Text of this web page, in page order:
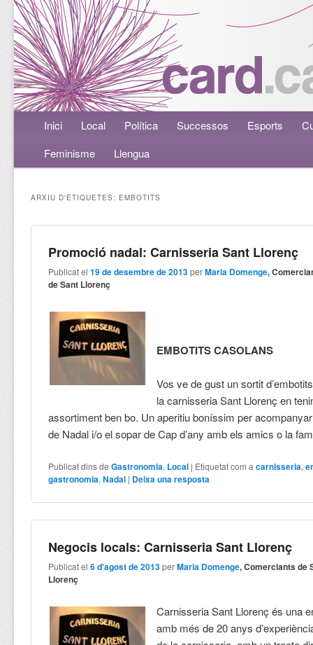
Menú principalAneu al contingut principal
Aneu al contingut secundari
Inici Local Política Successos Esports
Feminisme
Llengua
ARXIU D'ETIQUETES: EMBOTITS
Promoció nadal: Carnisseria Sant Llorenç
Publicat el19 de desembre de 2013 perMaria Domenge,
de Sant Llorenç
EMBOTITS CASOLANS
Vos ve de gust un sortit
la carnisseria Sant Llorenç en
assortiment ben bo. Un aperitiu boníssim per
de Nadal i/o el sopar de Cap d’any amb els amics o la
Publicat dins de Gastronomia, Local | Etiquetat com a carnisseria,
gastronomia,Nadal | Deixa una resposta
Negocis locals: Carnisseria Sant Llorenç
Publicat el6 d'agost de 2013 perMaria Domenge, Comerciants de
Llorenç
Carnisseria Sant Llorenç és una
amb més de 20 anys